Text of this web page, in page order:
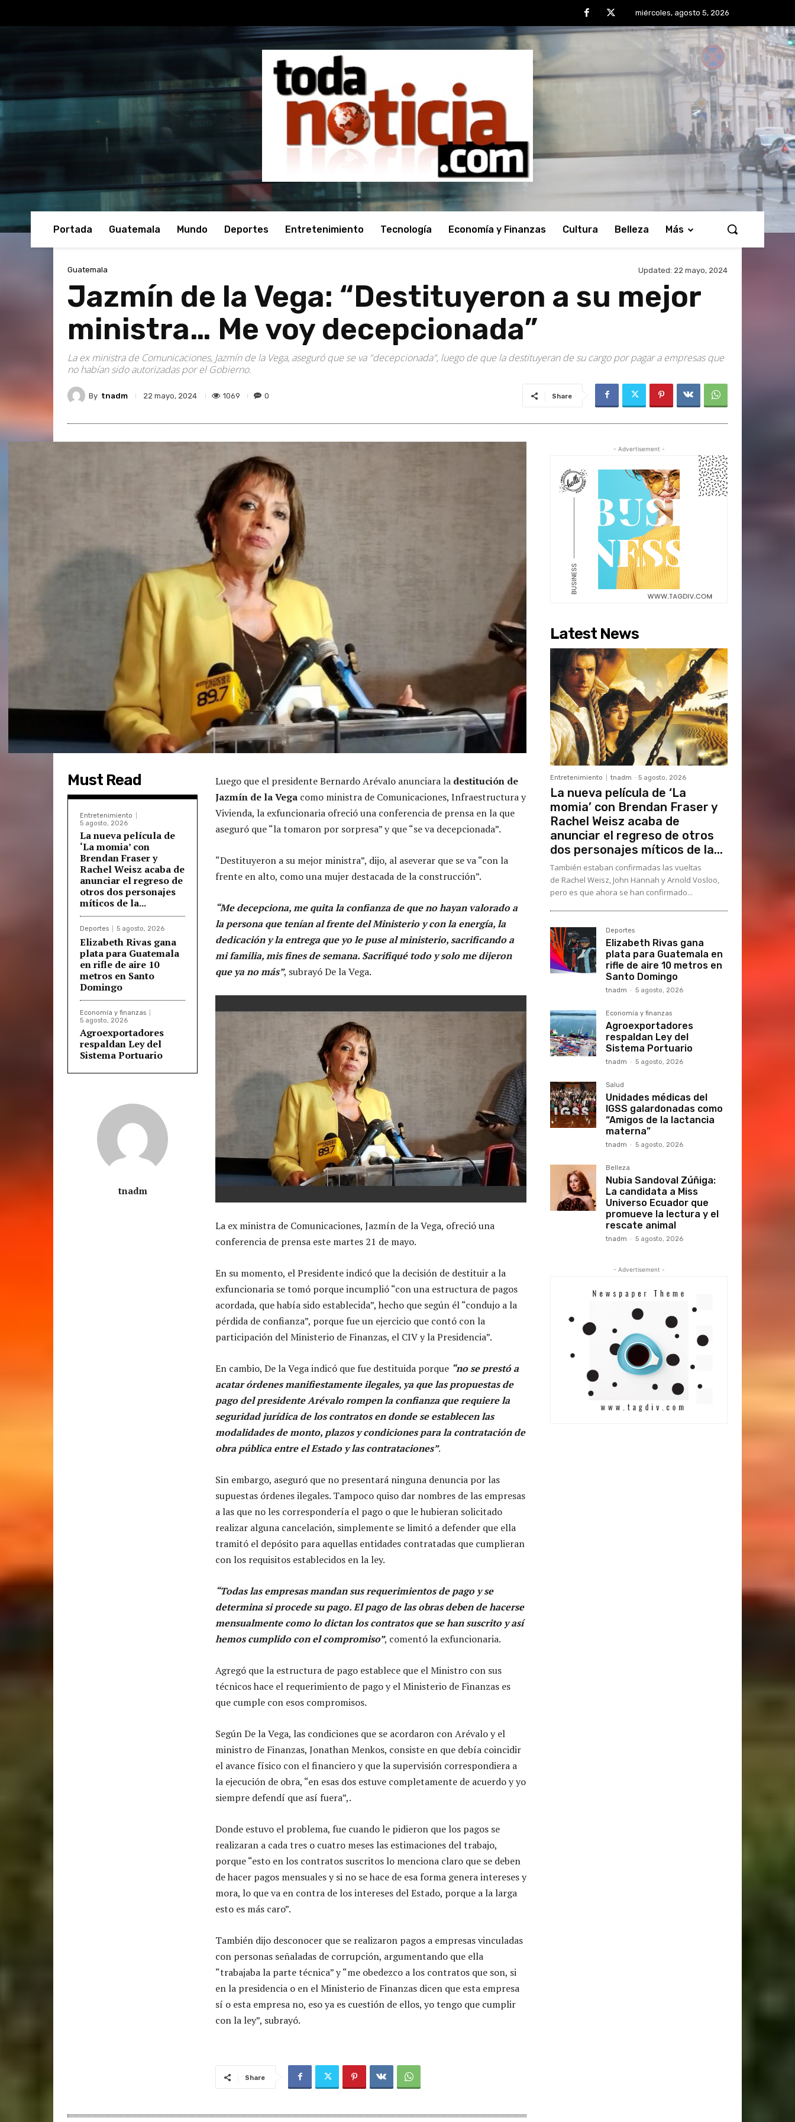
miércoles, agosto 5, 2026
Portada Guatemala Mundo Deportes Entretenimiento Tecnología Economía y Finanzas Cultura Belleza Más
Guatemala Updated: 22 mayo, 2024
Jazmín de la Vega: “Destituyeron a su mejor
ministra… Me voy decepcionada”
La ex ministra de Comunicaciones, Jazmín de la Vega, aseguró que se va "decepcionada", luego de que la destituyeran de su cargo por pagar a empresas que
no habían sido autorizadas por el Gobierno.
By tnadm 22 mayo, 2024 1069 0 Share
Must Read
Entretenimiento
5 agosto, 2026
La nueva película de
‘La momia’ con
Brendan Fraser y
Rachel Weisz acaba de
anunciar el regreso de
otros dos personajes
míticos de la...
Deportes 5 agosto, 2026
Elizabeth Rivas gana
plata para Guatemala
en rifle de aire 10
metros en Santo
Domingo
Economía y finanzas
5 agosto, 2026
Agroexportadores
respaldan Ley del
Sistema Portuario
tnadm
Luego que el presidente Bernardo Arévalo anunciara la destitución de
Jazmín de la Vega como ministra de Comunicaciones, Infraestructura y
Vivienda, la exfuncionaria ofreció una conferencia de prensa en la que
aseguró que “la tomaron por sorpresa” y que “se va decepcionada”.
“Destituyeron a su mejor ministra”, dijo, al aseverar que se va “con la
frente en alto, como una mujer destacada de la construcción”.
“Me decepciona, me quita la confianza de que no hayan valorado a
la persona que tenían al frente del Ministerio y con la energía, la
dedicación y la entrega que yo le puse al ministerio, sacrificando a
mi familia, mis fines de semana. Sacrifiqué todo y solo me dijeron
que ya no más”, subrayó De la Vega.
La ex ministra de Comunicaciones, Jazmín de la Vega, ofreció una
conferencia de prensa este martes 21 de mayo.
En su momento, el Presidente indicó que la decisión de destituir a la
exfuncionaria se tomó porque incumplió “con una estructura de pagos
acordada, que había sido establecida”, hecho que según él “condujo a la
pérdida de confianza”, porque fue un ejercicio que contó con la
participación del Ministerio de Finanzas, el CIV y la Presidencia”.
En cambio, De la Vega indicó que fue destituida porque “no se prestó a
acatar órdenes manifiestamente ilegales, ya que las propuestas de
pago del presidente Arévalo rompen la confianza que requiere la
seguridad jurídica de los contratos en donde se establecen las
modalidades de monto, plazos y condiciones para la contratación de
obra pública entre el Estado y las contrataciones”.
Sin embargo, aseguró que no presentará ninguna denuncia por las
supuestas órdenes ilegales. Tampoco quiso dar nombres de las empresas
a las que no les correspondería el pago o que le hubieran solicitado
realizar alguna cancelación, simplemente se limitó a defender que ella
tramitó el depósito para aquellas entidades contratadas que cumplieran
con los requisitos establecidos en la ley.
“Todas las empresas mandan sus requerimientos de pago y se
determina si procede su pago. El pago de las obras deben de hacerse
mensualmente como lo dictan los contratos que se han suscrito y así
hemos cumplido con el compromiso”, comentó la exfuncionaria.
Agregó que la estructura de pago establece que el Ministro con sus
técnicos hace el requerimiento de pago y el Ministerio de Finanzas es
que cumple con esos compromisos.
Según De la Vega, las condiciones que se acordaron con Arévalo y el
ministro de Finanzas, Jonathan Menkos, consiste en que debía coincidir
el avance físico con el financiero y que la supervisión correspondiera a
la ejecución de obra, “en esas dos estuve completamente de acuerdo y yo
siempre defendí que así fuera”,.
Donde estuvo el problema, fue cuando le pidieron que los pagos se
realizaran a cada tres o cuatro meses las estimaciones del trabajo,
porque “esto en los contratos suscritos lo menciona claro que se deben
de hacer pagos mensuales y si no se hace de esa forma genera intereses y
mora, lo que va en contra de los intereses del Estado, porque a la larga
esto es más caro”.
También dijo desconocer que se realizaron pagos a empresas vinculadas
con personas señaladas de corrupción, argumentando que ella
“trabajaba la parte técnica” y “me obedezco a los contratos que son, si
en la presidencia o en el Ministerio de Finanzas dicen que esta empresa
sí o esta empresa no, eso ya es cuestión de ellos, yo tengo que cumplir
con la ley”, subrayó.
Share
- Advertisement -
Latest News
Entretenimiento tnadm - 5 agosto, 2026
La nueva película de ‘La
momia’ con Brendan Fraser y
Rachel Weisz acaba de
anunciar el regreso de otros
dos personajes míticos de la...
También estaban confirmadas las vueltas
de Rachel Weisz, John Hannah y Arnold Vosloo,
pero es que ahora se han confirmado...
Deportes
Elizabeth Rivas gana
plata para Guatemala en
rifle de aire 10 metros en
Santo Domingo
tnadm - 5 agosto, 2026
Economía y finanzas
Agroexportadores
respaldan Ley del
Sistema Portuario
tnadm - 5 agosto, 2026
Salud
Unidades médicas del
IGSS galardonadas como
“Amigos de la lactancia
materna”
tnadm - 5 agosto, 2026
Belleza
Nubia Sandoval Zúñiga:
La candidata a Miss
Universo Ecuador que
promueve la lectura y el
rescate animal
tnadm - 5 agosto, 2026
- Advertisement -